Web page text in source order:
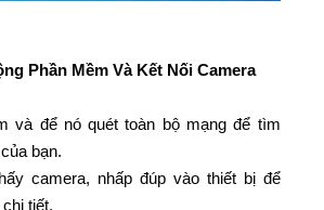
Phần Mềm Và Kết Nối Camera
và để nó quét toàn bộ mạng để tìm
bạn.
camera, nhấp đúp vào thiết bị để
tiết.